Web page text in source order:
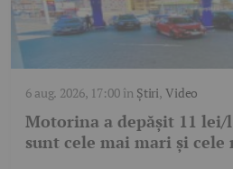
6 aug. 2026, 17:00în Știri,Video
Motorina a depășit 11 lei/
sunt cele mai mari și